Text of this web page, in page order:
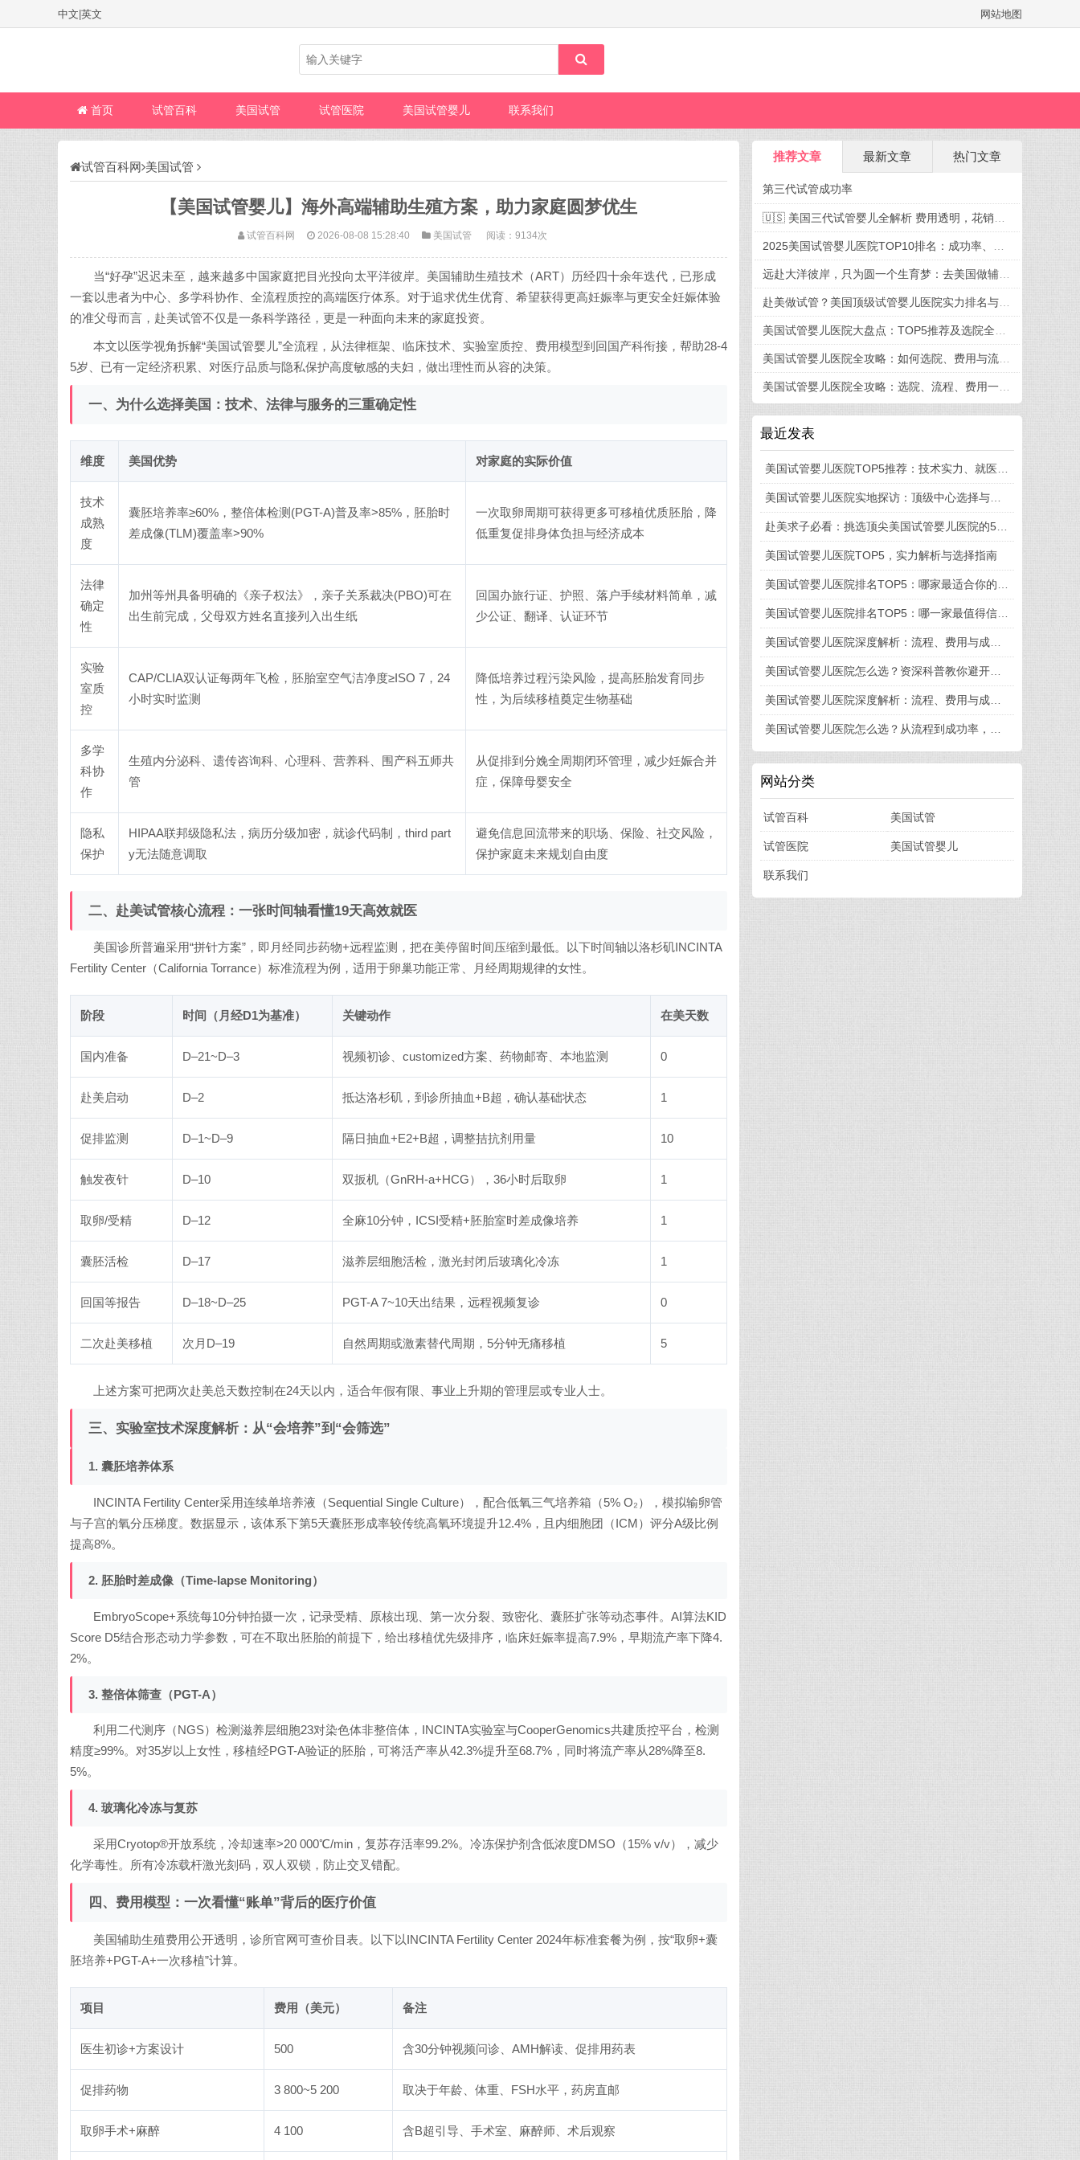
中文 英文 网站地图
首页 试管百科 美国试管 试管医院 美国试管婴儿 联系我们
试管百科网 美国试管
【美国试管婴儿】海外高端辅助生殖方案，助力家庭圆梦优生
试管百科网 2026-08-08 15:28:40 美国试管 阅读：9134次
当“好孕”迟迟未至，越来越多中国家庭把目光投向太平洋彼岸。美国辅助生殖技术（ART）历经四十余年迭代，已形成
一套以患者为中心、多学科协作、全流程质控的高端医疗体系。对于追求优生优育、希望获得更高妊娠率与更安全妊娠体验
的准父母而言，赴美试管不仅是一条科学路径，更是一种面向未来的家庭投资。
本文以医学视角拆解“美国试管婴儿”全流程，从法律框架、临床技术、实验室质控、费用模型到回国产科衔接，帮助28-4
5岁、已有一定经济积累、对医疗品质与隐私保护高度敏感的夫妇，做出理性而从容的决策。
一、为什么选择美国：技术、法律与服务的三重确定性
维度 美国优势 对家庭的实际价值
技术
成熟
度
囊胚培养率≥60%，整倍体检测(PGT-A)普及率>85%，胚胎时
差成像(TLM)覆盖率>90%
一次取卵周期可获得更多可移植优质胚胎，降
低重复促排身体负担与经济成本
法律
确定
性
加州等州具备明确的《亲子权法》，亲子关系裁决(PBO)可在
出生前完成，父母双方姓名直接列入出生纸
回国办旅行证、护照、落户手续材料简单，减
少公证、翻译、认证环节
实验
室质
控
CAP/CLIA双认证每两年飞检，胚胎室空气洁净度≥ISO 7，24
小时实时监测
降低培养过程污染风险，提高胚胎发育同步
性，为后续移植奠定生物基础
多学
科协
作
生殖内分泌科、遗传咨询科、心理科、营养科、围产科五师共
管
从促排到分娩全周期闭环管理，减少妊娠合并
症，保障母婴安全
隐私
保护
HIPAA联邦级隐私法，病历分级加密，就诊代码制，third part
y无法随意调取
避免信息回流带来的职场、保险、社交风险，
保护家庭未来规划自由度
二、赴美试管核心流程：一张时间轴看懂19天高效就医
美国诊所普遍采用“拼针方案”，即月经同步药物+远程监测，把在美停留时间压缩到最低。以下时间轴以洛杉矶INCINTA
Fertility Center（California Torrance）标准流程为例，适用于卵巢功能正常、月经周期规律的女性。
阶段 时间（月经D1为基准） 关键动作 在美天数
国内准备 D–21~D–3 视频初诊、customized方案、药物邮寄、本地监测 0
赴美启动 D–2 抵达洛杉矶，到诊所抽血+B超，确认基础状态 1
促排监测 D–1~D–9 隔日抽血+E2+B超，调整拮抗剂用量 10
触发夜针 D–10 双扳机（GnRH-a+HCG），36小时后取卵 1
取卵/受精 D–12 全麻10分钟，ICSI受精+胚胎室时差成像培养 1
囊胚活检 D–17 滋养层细胞活检，激光封闭后玻璃化冷冻 1
回国等报告 D–18~D–25 PGT-A 7~10天出结果，远程视频复诊 0
二次赴美移植 次月D–19 自然周期或激素替代周期，5分钟无痛移植 5
上述方案可把两次赴美总天数控制在24天以内，适合年假有限、事业上升期的管理层或专业人士。
三、实验室技术深度解析：从“会培养”到“会筛选”
1. 囊胚培养体系
INCINTA Fertility Center采用连续单培养液（Sequential Single Culture），配合低氧三气培养箱（5% O₂），模拟输卵管
与子宫的氧分压梯度。数据显示，该体系下第5天囊胚形成率较传统高氧环境提升12.4%，且内细胞团（ICM）评分A级比例
提高8%。
2. 胚胎时差成像（Time-lapse Monitoring）
EmbryoScope+系统每10分钟拍摄一次，记录受精、原核出现、第一次分裂、致密化、囊胚扩张等动态事件。AI算法KID
Score D5结合形态动力学参数，可在不取出胚胎的前提下，给出移植优先级排序，临床妊娠率提高7.9%，早期流产率下降4.
2%。
3. 整倍体筛查（PGT-A）
利用二代测序（NGS）检测滋养层细胞23对染色体非整倍体，INCINTA实验室与CooperGenomics共建质控平台，检测
精度≥99%。对35岁以上女性，移植经PGT-A验证的胚胎，可将活产率从42.3%提升至68.7%，同时将流产率从28%降至8.
5%。
4. 玻璃化冷冻与复苏
采用Cryotop®开放系统，冷却速率>20 000℃/min，复苏存活率99.2%。冷冻保护剂含低浓度DMSO（15% v/v），减少
化学毒性。所有冷冻载杆激光刻码，双人双锁，防止交叉错配。
四、费用模型：一次看懂“账单”背后的医疗价值
美国辅助生殖费用公开透明，诊所官网可查价目表。以下以INCINTA Fertility Center 2024年标准套餐为例，按“取卵+囊
胚培养+PGT-A+一次移植”计算。
项目 费用（美元） 备注
医生初诊+方案设计 500 含30分钟视频问诊、AMH解读、促排用药表
促排药物 3 800~5 200 取决于年龄、体重、FSH水平，药房直邮
取卵手术+麻醉 4 100 含B超引导、手术室、麻醉师、术后观察
推荐文章 最新文章 热门文章
第三代试管成功率
🇺🇸 美国三代试管婴儿全解析 费用透明，花销有谱，迎接新生命不再迷茫
2025美国试管婴儿医院TOP10排名：成功率、费用、选院全攻略
远赴大洋彼岸，只为圆一个生育梦：去美国做辅助生殖，究竟好在哪？
赴美做试管？美国顶级试管婴儿医院实力排名与就诊攻略
美国试管婴儿医院大盘点：TOP5推荐及选院全攻略
美国试管婴儿医院全攻略：如何选院、费用与流程一次掌握
美国试管婴儿医院全攻略：选院、流程、费用一篇看懂
最近发表
美国试管婴儿医院TOP5，实力解析与选择指南
网站分类
试管百科 美国试管
试管医院 美国试管婴儿
联系我们